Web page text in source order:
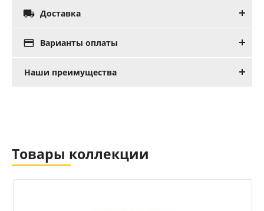
 Доставка
 Варианты оплаты
Наши преимущества
Товары коллекции